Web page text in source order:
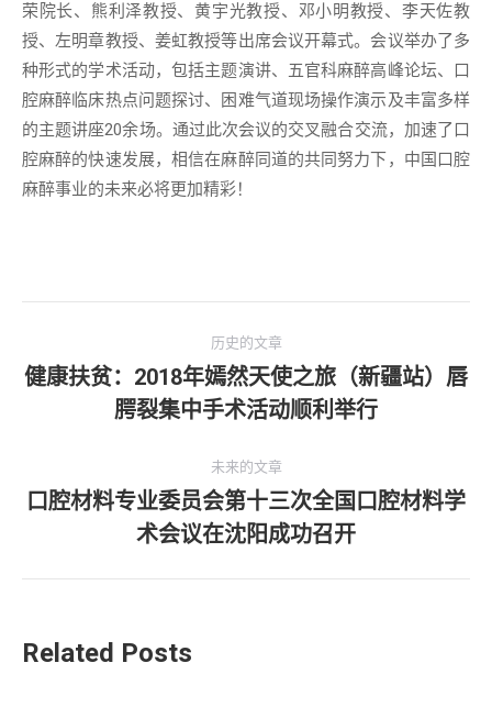
荣院长、熊利泽教授、黄宇光教授、邓小明教授、李天佐教
授、左明章教授、姜虹教授等出席会议开幕式。会议举办了多
种形式的学术活动，包括主题演讲、五官科麻醉高峰论坛、口
腔麻醉临床热点问题探讨、困难气道现场操作演示及丰富多样
的主题讲座20余场。通过此次会议的交叉融合交流，加速了口
腔麻醉的快速发展，相信在麻醉同道的共同努力下，中国口腔
麻醉事业的未来必将更加精彩！
章
历史的文章
历
史
文
章：
健康扶贫：2018年嫣然天使之旅（新疆站）唇
腭裂集中手术活动顺利举行
未来的文章
未
来
的
口腔材料专业委员会第十三次全国口腔材料学
术会议在沈阳成功召开
Related Posts